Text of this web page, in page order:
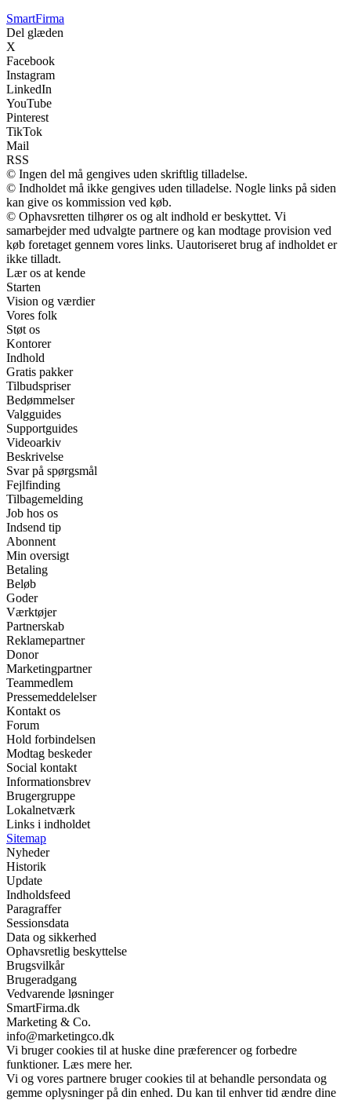
SmartFirma
Del glæden
X
Facebook
Instagram
LinkedIn
YouTube
Pinterest
TikTok
Mail
RSS
© Ingen del må gengives uden skriftlig tilladelse.
© Indholdet må ikke gengives uden tilladelse. Nogle links på siden
kan give os kommission ved køb.
© Ophavsretten tilhører os og alt indhold er beskyttet. Vi
samarbejder med udvalgte partnere og kan modtage provision ved
køb foretaget gennem vores links. Uautoriseret brug af indholdet er
ikke tilladt.
Lær os at kende
Starten
Vision og værdier
Vores folk
Støt os
Kontorer
Indhold
Gratis pakker
Tilbudspriser
Bedømmelser
Valgguides
Supportguides
Videoarkiv
Beskrivelse
Svar på spørgsmål
Fejlfinding
Tilbagemelding
Job hos os
Indsend tip
Abonnent
Min oversigt
Betaling
Beløb
Goder
Værktøjer
Partnerskab
Reklamepartner
Donor
Marketingpartner
Teammedlem
Pressemeddelelser
Kontakt os
Forum
Hold forbindelsen
Modtag beskeder
Social kontakt
Informationsbrev
Brugergruppe
Lokalnetværk
Links i indholdet
Sitemap
Nyheder
Historik
Update
Indholdsfeed
Paragraffer
Sessionsdata
Data og sikkerhed
Ophavsretlig beskyttelse
Brugsvilkår
Brugeradgang
Vedvarende løsninger
SmartFirma.dk
Marketing & Co.
info@marketingco.dk
Vi bruger cookies til at huske dine præferencer og forbedre
funktioner. Læs mere her.
Vi og vores partnere bruger cookies til at behandle persondata og
gemme oplysninger på din enhed. Du kan til enhver tid ændre dine